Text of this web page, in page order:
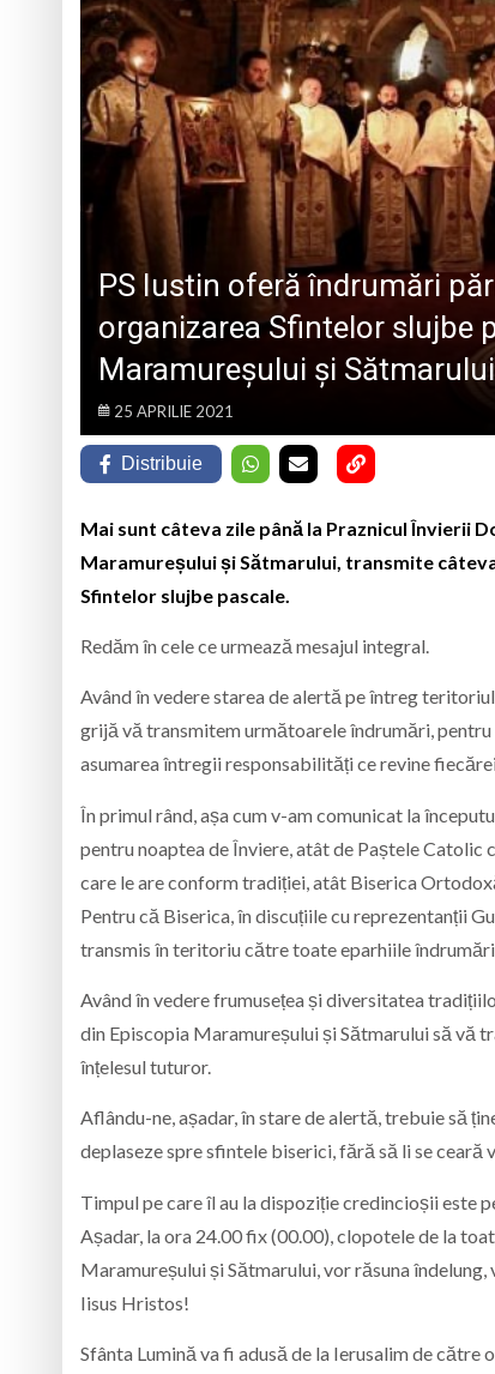
La Săliștea
„Vacanță în
Campanie de
Părintele
PS Iustin oferă îndrumări
organizarea Sfintelor slujbe
Maramureșului și Sătmarului
25 APRILIE 2021
Distribuie
Mai sunt câteva zile până la Praznicul Învierii
Maramureșului și Sătmarului, transmite
Sfintelor slujbe pascale.
Redăm în cele ce urmează mesajul integral.
Având în vedere starea de alertă pe întreg
grijă vă transmitem următoarele îndrumări,
asumarea întregii responsabilități ce revine
În primul rând, așa cum v-am comunicat la
pentru noaptea de Înviere, atât de Paștele
care le are conform tradiției, atât Biserica
Pentru că Biserica, în discuțiile cu reprezentanții
transmis în teritoriu către toate eparhiile
Având în vedere frumusețea și diversitatea
din Episcopia Maramureșului și Sătmarului să vă
înțelesul tuturor.
Aflându-ne, așadar, în stare de alertă, trebuie să
deplaseze spre sfintele biserici, fără să li se ceară
Timpul pe care îl au la dispoziție credincioșii este
Așadar, la ora 24.00 fix (00.00), clopotele de la
Maramureșului și Sătmarului, vor răsuna
Iisus Hristos!
Sfânta Lumină va fi adusă de la Ierusalim de către